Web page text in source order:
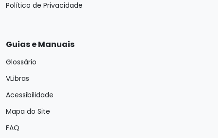
Política de Privacidade
Guias e Manuais
Glossário
VLibras
Acessibilidade
Mapa do Site
FAQ